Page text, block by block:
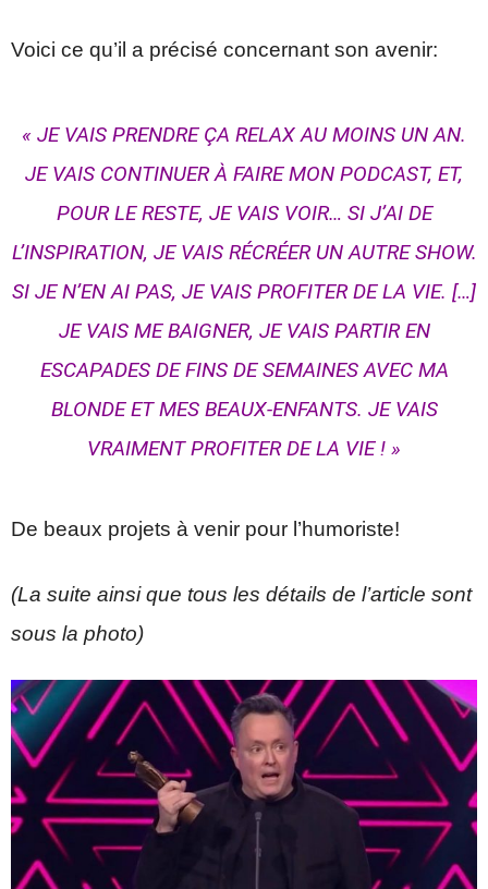
Voici ce qu’il a précisé concernant son avenir:
« JE VAIS PRENDRE ÇA RELAX AU MOINS UN AN.
JE VAIS CONTINUER À FAIRE MON PODCAST, ET,
POUR LE RESTE, JE VAIS VOIR… SI J’AI DE
L’INSPIRATION, JE VAIS RÉCRÉER UN AUTRE SHOW.
SI JE N’EN AI PAS, JE VAIS PROFITER DE LA VIE. […]
JE VAIS ME BAIGNER, JE VAIS PARTIR EN
ESCAPADES DE FINS DE SEMAINES AVEC MA
BLONDE ET MES BEAUX-ENFANTS. JE VAIS
VRAIMENT PROFITER DE LA VIE ! »
De beaux projets à venir pour l’humoriste!
(La suite ainsi que tous les détails de l’article sont
sous la photo)